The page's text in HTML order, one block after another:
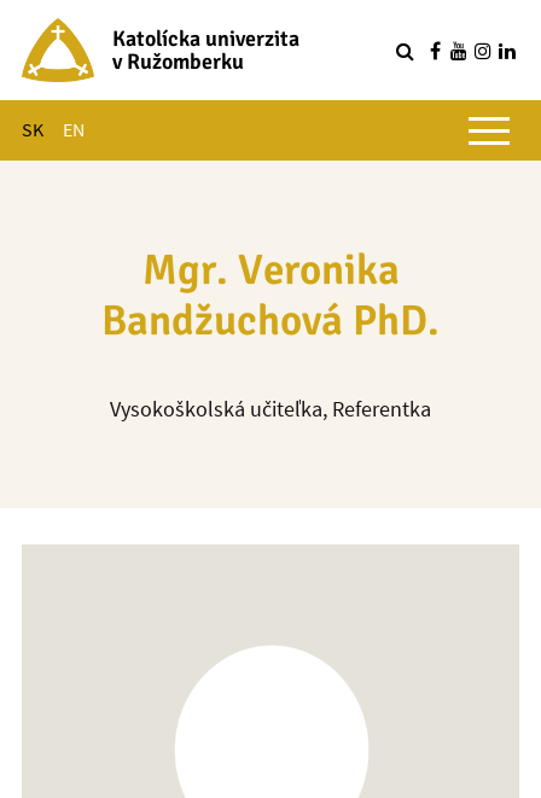
Katolícka univerzita
v Ružomberku
SK EN
Hlavné menu
Mgr. Veronika
Bandžuchová PhD.
Vysokoškolská učiteľka, Referentka